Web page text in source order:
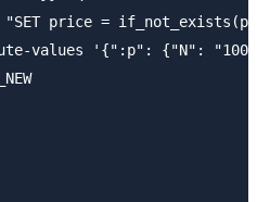
price =
values '{":p": {"N":